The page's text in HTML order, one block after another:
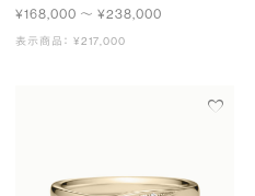
¥168,000 〜 ¥238,000
表示商品： ¥217,000